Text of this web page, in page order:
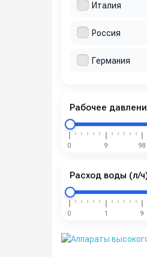
Италия
Россия
Германия
0 9 98
Расход воды (л/
0 1 9